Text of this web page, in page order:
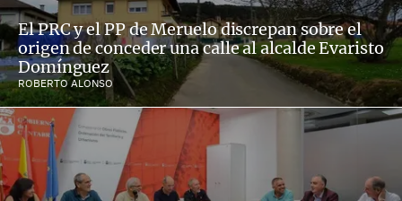
El PRC y el PP de Meruelo discrepan sobre el
origen de conceder una calle al alcalde Evaristo
Domínguez
ROBERTO ALONSO